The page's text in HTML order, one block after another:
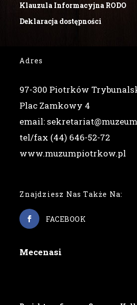
Klauzula Informacyjna RODO
Deklaracja dostępności
Adres
97-300 Piotrków
Plac Zamkowy 4
email:
tel/fax (44) 646-52-72
www.muzumpiotrkow.pl
Znajdziesz Nas Także Na:
FACEBOOK
Mecenasi